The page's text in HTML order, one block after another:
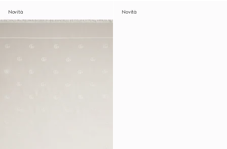
Novità Novità